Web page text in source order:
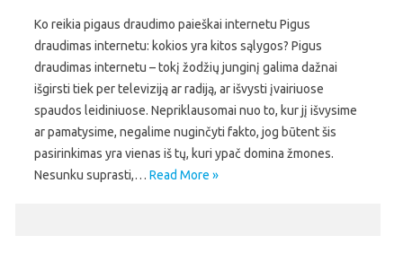
Ko reikia pigaus draudimo paieškai internetu Pigus
draudimas internetu: kokios yra kitos sąlygos? Pigus
draudimas internetu – tokį žodžių junginį galima dažnai
išgirsti tiek per televiziją ar radiją, ar išvysti įvairiuose
spaudos leidiniuose. Nepriklausomai nuo to, kur jį išvysime
ar pamatysime, negalime nuginčyti fakto, jog būtent šis
pasirinkimas yra vienas iš tų, kuri ypač domina žmones.
Nesunku suprasti,… Read More »